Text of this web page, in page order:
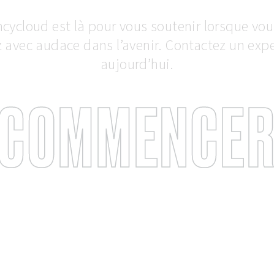
est là pour vous soutenir lorsque
avec audace dans l’avenir. Contactez un
aujourd’hui.